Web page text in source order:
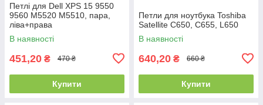
Петлі для Dell XPS 15 9550
9560 M5520 M5510, пара,
ліва+права
В наявності
451,20 ₴ 470 ₴
Купити
Петли для ноутбука Toshiba
Satellite C650, C655, L650
В наявності
640,20 ₴ 660 ₴
Купити